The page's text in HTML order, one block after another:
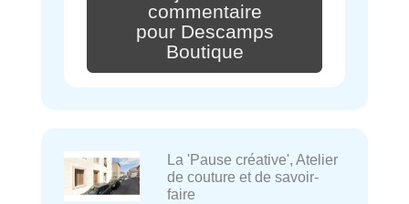
commentaire
pour Descamps
Boutique
La 'Pause créative', Atelier
de couture et de savoir-
faire